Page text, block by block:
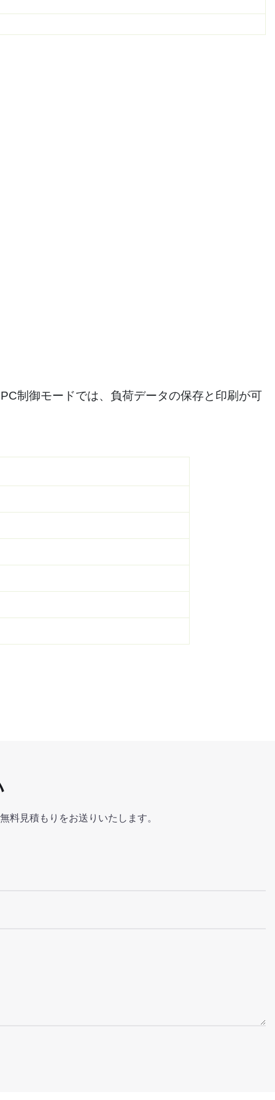
制御モードでは、負荷データの保存と印刷が可
料見積もりをお送りいたします。